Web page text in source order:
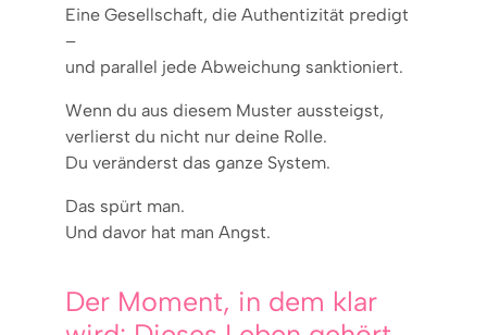
Eine Gesellschaft, die Authentizität predigt
–
und parallel jede Abweichung sanktioniert.
Wenn du aus diesem Muster aussteigst,
verlierst du nicht nur deine Rolle.
Du veränderst das ganze System.
Das spürt man.
Und davor hat man Angst.
Der Moment, in dem klar